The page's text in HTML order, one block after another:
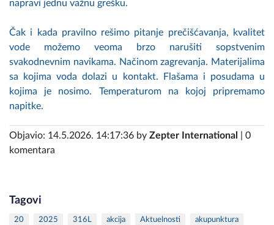
napravi jednu važnu grešku.
Čak i kada pravilno rešimo pitanje prečišćavanja, kvalitet
vode možemo veoma brzo narušiti sopstvenim
svakodnevnim navikama. Načinom zagrevanja. Materijalima
sa kojima voda dolazi u kontakt. Flašama i posudama u
kojima je nosimo. Temperaturom na kojoj pripremamo
napitke.
Objavio: 14.5.2026. 14:17:36 by Zepter International
| 0
komentara
Tagovi
20 2025 316L akcija Aktuelnosti akupunktura